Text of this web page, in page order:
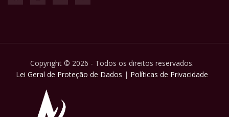
Copyright © 2026 - Todos os direitos reservados.
Lei Geral de Proteção de Dados | Políticas de Privacidade